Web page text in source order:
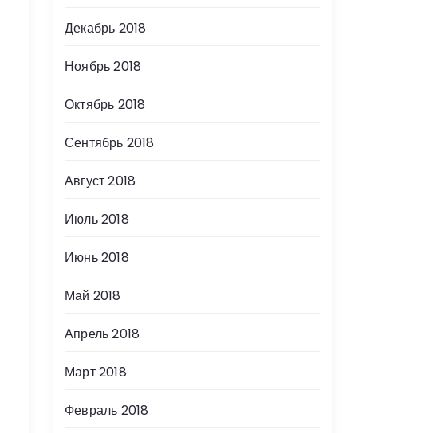
Декабрь 2018
Ноябрь 2018
Октябрь 2018
Сентябрь 2018
Август 2018
Июль 2018
Июнь 2018
Май 2018
Апрель 2018
Март 2018
Февраль 2018